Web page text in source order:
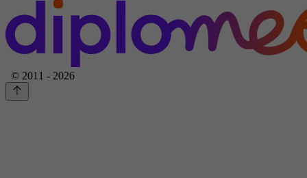
© 2011 - 2026